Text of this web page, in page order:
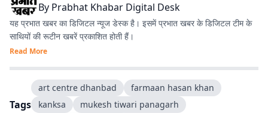
By Prabhat Khabar Digital Desk
यह प्रभात खबर का डिजिटल न्यूज डेस्क है। इसमें प्रभात खबर के डिजिटल टीम के
साथियों की रूटीन खबरें प्रकाशित होती हैं।
Read More
Tags
art centre dhanbad
farmaan hasan khan
kanksa
mukesh tiwari panagarh